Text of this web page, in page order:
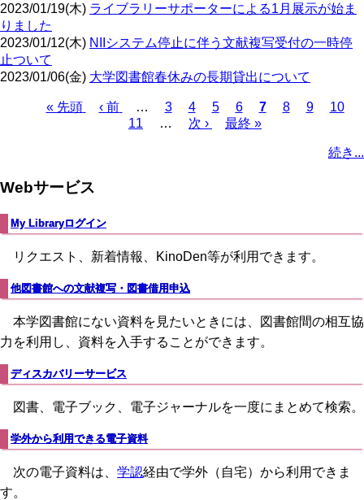
2023/01/19(木) ライブラリーサポーターによる1月展示が始ま
りました
2023/01/12(木) NIIシステム停止に伴う文献複写受付の一時停
止ついて
2023/01/06(金) 大学図書館春休みの長期貸出について
り
先
« 先頭
前
‹ 前 …
ペ
ー
3
ペ
ー
4
ペ
5
ペ
ー
6
カ
レ
7
ペ
8
ペ
9
ペ
10
11 …
次
次 ›
最
最終 »
続き...
Webサービス
My Libraryログイン
リクエスト、新着情報、KinoDen等が利用できます。
他図書館への文献複写・図書借用申込
本学図書館にない資料を見たいときには、図書館間の相互協
力を利用し、資料を入手することができます。
ディスカバリーサービス
図書、電子ブック、電子ジャーナルを一度にまとめて検索。
学外から利用できる電子資料
次の電子資料は、 学認経由で学外（自宅）から利用できま
す。